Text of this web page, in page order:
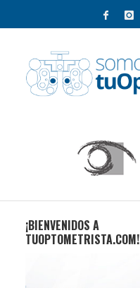
¡BIENVENIDOS A
TUOPTOMETRISTA.COM!